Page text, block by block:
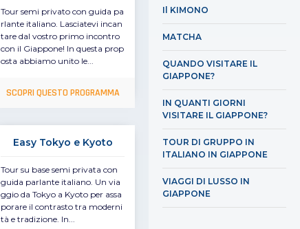
Tour semi privato con guida pa
rlante italiano. Lasciatevi incan
tare dal vostro primo incontro
con il Giappone! In questa prop
osta abbiamo unito le...
SCOPRI QUESTO PROGRAMMA
Easy Tokyo e Kyoto
Tour su base semi privata con
guida parlante italiano. Un via
ggio da Tokyo a Kyoto per assa
porare il contrasto tra moderni
tà e tradizione. In...
Il KIMONO
MATCHA
QUANDO VISITARE IL
GIAPPONE?
IN QUANTI GIORNI
VISITARE IL GIAPPONE?
TOUR DI GRUPPO IN
ITALIANO IN GIAPPONE
VIAGGI DI LUSSO IN
GIAPPONE